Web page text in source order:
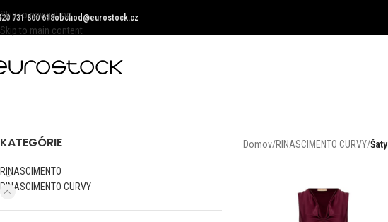
Skip to navigation
Skip to main content
731 800 618obchod@eurostock.cz
KATEGÓRIE
RINASCIMENTO
RINASCIMENTO CURVY
Domov/RINASCIMENTO CURVY/Šaty